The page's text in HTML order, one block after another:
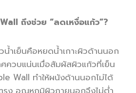
ถึงช่วย “ลดเหงื่อแก้ว”?
ำเย็นคือหยดน้ำเกาะผิวด้านนอก
ศควบแน่นเมื่อสัมผัสผิวแก้วที่เย็น
Wall ทำให้ผนังด้านนอกไม่ได้
รง อุณหภูมิผิวภายนอกจึงไม่ต่ำ